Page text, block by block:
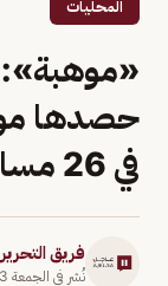
المحليات
في 26 مسابقة دولية
فريق التحرير
نُشر في الجمعة 3 يناير 2025